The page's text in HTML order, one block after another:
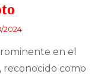
2024
en el
como